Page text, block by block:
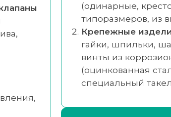
(одинарные,
типоразмеров, из
Крепежные
гайки, шпильки,
винты из
(оцинкованная
специальный